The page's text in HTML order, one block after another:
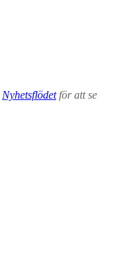
Nyhetsflödetför att se